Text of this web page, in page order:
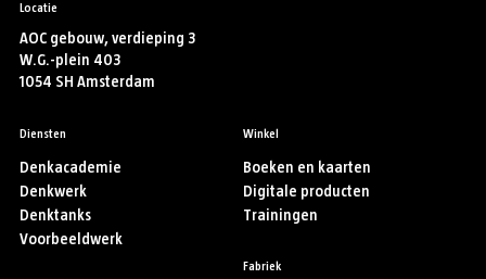
Locatie
AOC gebouw, verdieping 3
W.G.-plein 403
1054 SH Amsterdam
Diensten
Denkacademie
Denkwerk
Denktanks
Voorbeeldwerk
Winkel
Boeken en kaarten
Digitale producten
Trainingen
Fabriek